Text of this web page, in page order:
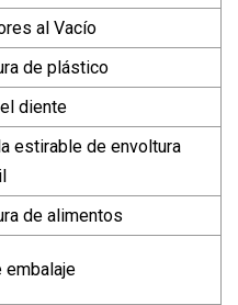
al Vacío
de plástico
diente
estirable de envoltura
de alimentos
embalaje